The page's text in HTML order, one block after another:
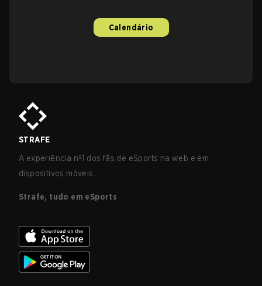
Calendário
STRAFE
A experiência nº1 dos fãs de eSports na web e em
dispositivos móveis.
Strafe, tudo em eSports